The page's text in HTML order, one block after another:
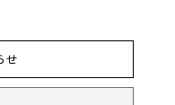
せ